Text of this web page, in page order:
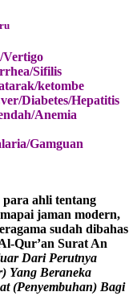
Vertigo
Sifilis
ketombe
Diabetes/Hepatitis
Anemia
Gamguan
para ahli tentang
jaman modern,
sudah dibahas
Qur’an Surat An
Dari Perutnya
Yang Beraneka
(Penyembuhan) Bagi